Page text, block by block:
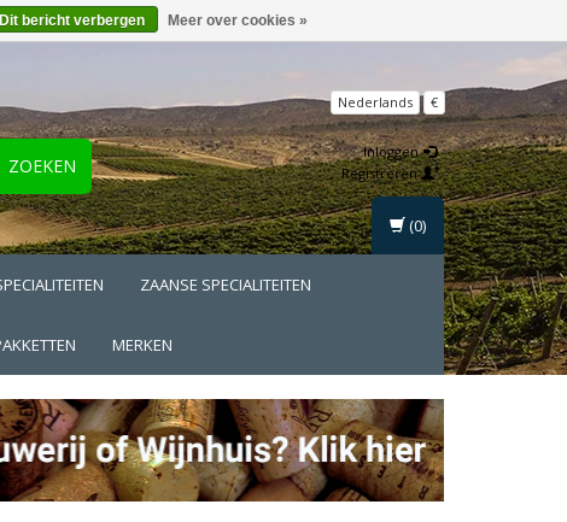
ZOEKEN
Nederlands €
Inloggen
Registreren
ZAANSE SPECIALITEITEN
MERKEN
(0)
Dit bericht verbergen Meer over cookies »